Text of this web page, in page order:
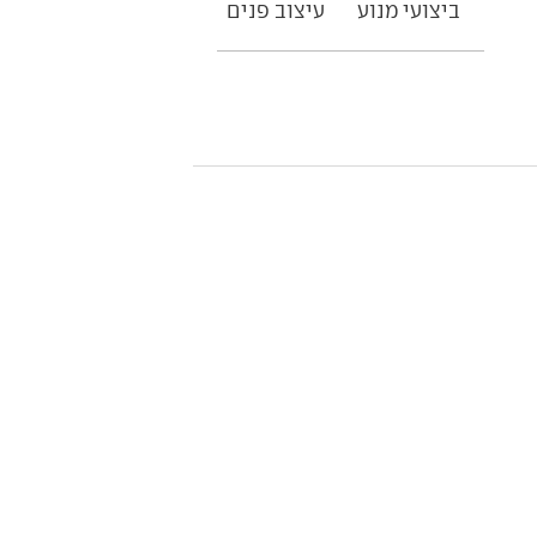
ביצועי מנוע עיצוב פנים